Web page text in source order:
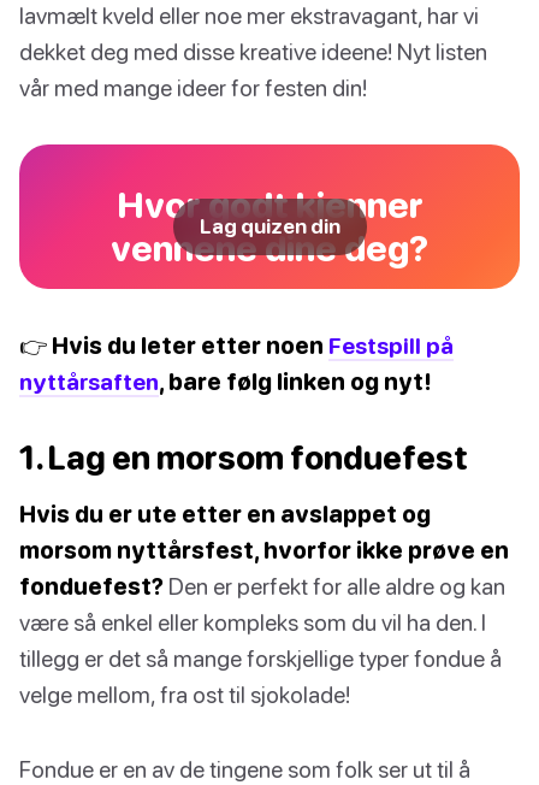
lavmælt kveld eller noe mer ekstravagant, har vi
dekket deg med disse kreative ideene! Nyt listen
vår med mange ideer for festen din!
Hvor godt kjenner
vennene dine deg?
Lag quizen din
👉 Hvis du leter etter noen Festspill på
nyttårsaften, bare følg linken og nyt!
1. Lag en morsom fonduefest
Hvis du er ute etter en avslappet og
morsom nyttårsfest, hvorfor ikke prøve en
fonduefest? Den er perfekt for alle aldre og kan
være så enkel eller kompleks som du vil ha den. I
tillegg er det så mange forskjellige typer fondue å
velge mellom, fra ost til sjokolade!
Fondue er en av de tingene som folk ser ut til å